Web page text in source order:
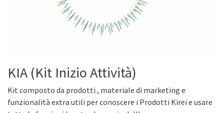
KIA (Kit Inizio Attività)
Kit composto da prodotti , materiale di marketing e
funzionalità extra utili per conoscere i Prodotti Kirei e usare